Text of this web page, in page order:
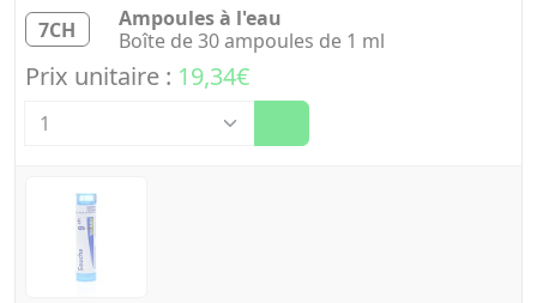
7CH
Ampoules à l'eau
Boîte de 30 ampoules de 1 ml
Prix unitaire : 19,34€